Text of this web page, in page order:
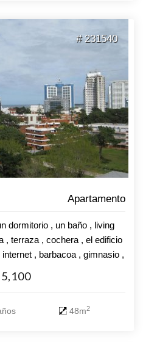
# 231540
Apartamento
dormitorio , un baño , living
, terraza , cochera , el edificio
, barbacoa , gimnasio ,
48m2